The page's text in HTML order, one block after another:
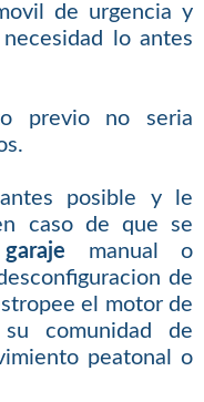
de urgencia y
lo antes
previo no seria
posible y le
caso de que se
manual o
de
el motor de
comunidad de
peatonal o